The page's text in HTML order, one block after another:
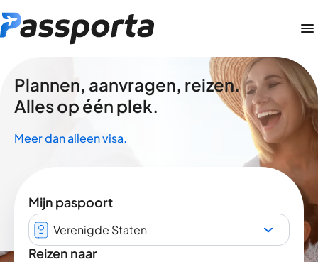
Plannen, aanvragen, reizen.
Alles op één plek.
Meer dan alleen visa.
Mijn paspoort
Verenigde Staten
Reizen naar